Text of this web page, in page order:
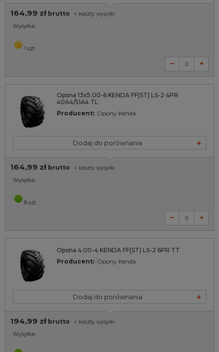
164,99 zł brutto + koszty wysyłki
Wysyłka:
1 szt.
Opona 13x5.00-6 KENDA FF(ST) LS-2 4PR
40A4/51A4 TL
Producent: Opony Kenda
Dodaj do porównania
164,99 zł brutto + koszty wysyłki
Wysyłka:
8 szt.
Opona 4.00-4 KENDA FF(ST) LS-2 6PR TT
Producent: Opony Kenda
Dodaj do porównania
194,99 zł brutto + koszty wysyłki
Wysyłka: